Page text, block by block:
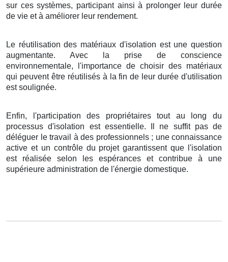
sur ces systèmes, participant ainsi à prolonger leur durée
de vie et à améliorer leur rendement.
Le réutilisation des matériaux d'isolation est une question
augmentante. Avec la prise de conscience
environnementale, l'importance de choisir des matériaux
qui peuvent être réutilisés à la fin de leur durée d'utilisation
est soulignée.
Enfin, l'participation des propriétaires tout au long du
processus d'isolation est essentielle. Il ne suffit pas de
déléguer le travail à des professionnels ; une connaissance
active et un contrôle du projet garantissent que l'isolation
est réalisée selon les espérances et contribue à une
supérieure administration de l'énergie domestique.